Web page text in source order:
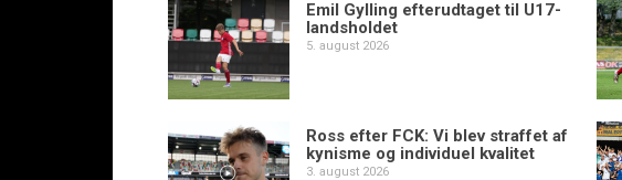
Emil Gylling efterudtaget til U17-
landsholdet
5. august 2026
Ross efter FCK: Vi blev straffet af
kynisme og individuel kvalitet
3. august 2026